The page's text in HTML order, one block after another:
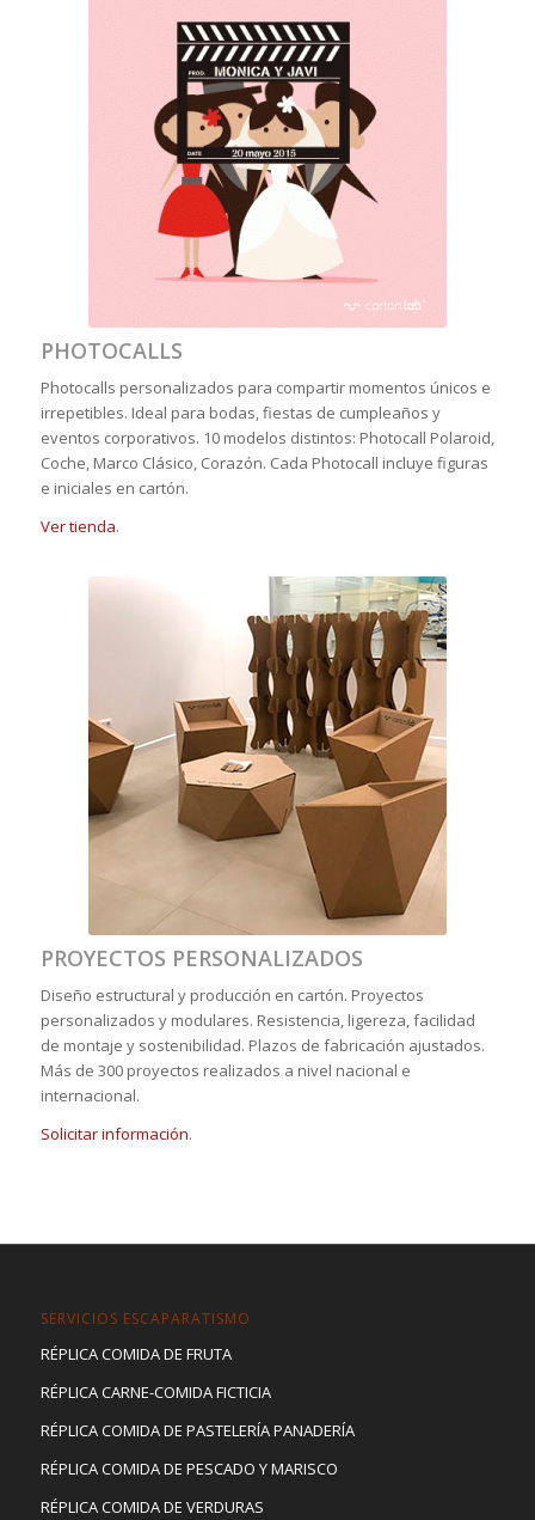
PHOTOCALLS
Photocalls personalizados para compartir momentos únicos e
irrepetibles. Ideal para bodas, fiestas de cumpleaños y
eventos corporativos. 10 modelos distintos: Photocall Polaroid,
Coche, Marco Clásico, Corazón. Cada Photocall incluye figuras
e iniciales en cartón.
Ver tienda.
PROYECTOS PERSONALIZADOS
Diseño estructural y producción en cartón. Proyectos
personalizados y modulares. Resistencia, ligereza, facilidad
de montaje y sostenibilidad. Plazos de fabricación ajustados.
Más de 300 proyectos realizados a nivel nacional e
internacional.
Solicitar información.
SERVICIOS ESCAPARATISMO
RÉPLICA COMIDA DE FRUTA
RÉPLICA CARNE-COMIDA FICTICIA
RÉPLICA COMIDA DE PASTELERÍA PANADERÍA
RÉPLICA COMIDA DE PESCADO Y MARISCO
RÉPLICA COMIDA DE VERDURAS